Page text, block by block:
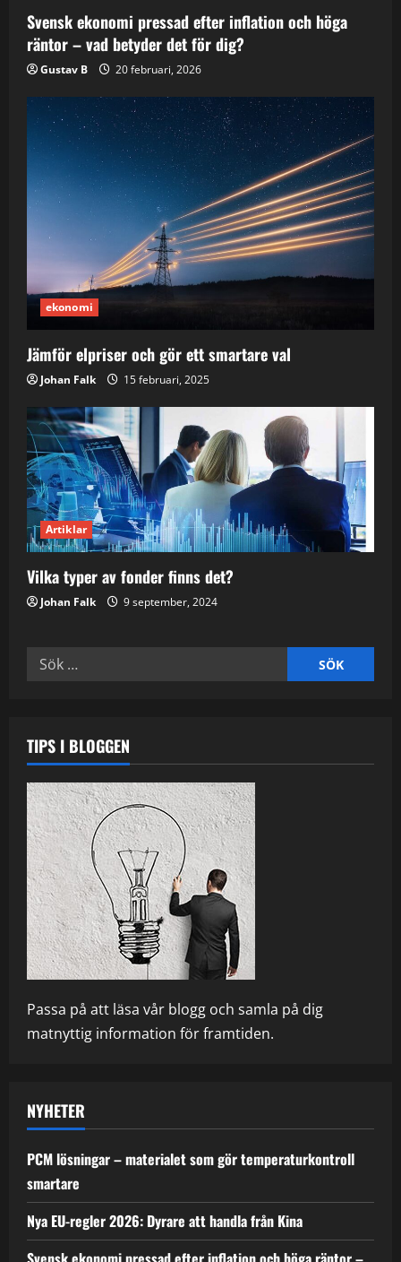
Svensk ekonomi pressad efter inflation och höga
räntor – vad betyder det för dig?
Gustav B 20 februari, 2026
ekonomi
Jämför elpriser och gör ett smartare val
Johan Falk 15 februari, 2025
Artiklar
Vilka typer av fonder finns det?
Johan Falk 9 september, 2024
Sök
TIPS I BLOGGEN
Passa på att läsa vår blogg och samla på dig
matnyttig information för framtiden.
NYHETER
PCM lösningar – materialet som gör temperaturkontroll
smartare
Nya EU-regler 2026: Dyrare att handla från Kina